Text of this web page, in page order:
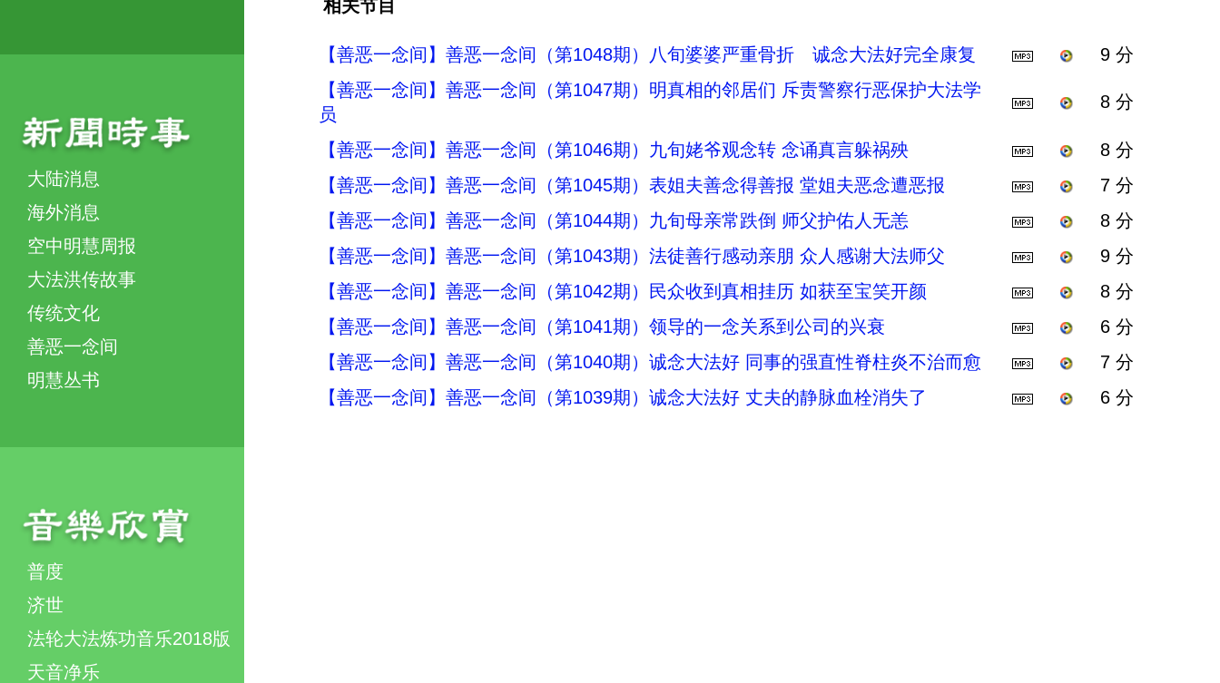
大陆消息
海外消息
空中明慧周报
大法洪传故事
传统文化
善恶一念间
明慧丛书
普度
济世
法轮大法炼功音乐2018版
天音净乐
相关节目
【善恶一念间】善恶一念间（第1048期）八旬婆婆严重骨折 诚念大法好完全康复
9 分
【善恶一念间】善恶一念间（第1047期）明真相的邻居们 斥责警察行恶保护大法学
员
8 分
【善恶一念间】善恶一念间（第1046期）九旬姥爷观念转 念诵真言躲祸殃
8 分
【善恶一念间】善恶一念间（第1045期）表姐夫善念得善报 堂姐夫恶念遭恶报
7 分
【善恶一念间】善恶一念间（第1044期）九旬母亲常跌倒 师父护佑人无恙
8 分
【善恶一念间】善恶一念间（第1043期）法徒善行感动亲朋 众人感谢大法师父
9 分
【善恶一念间】善恶一念间（第1042期）民众收到真相挂历 如获至宝笑开颜
8 分
【善恶一念间】善恶一念间（第1041期）领导的一念关系到公司的兴衰
6 分
【善恶一念间】善恶一念间（第1040期）诚念大法好 同事的强直性脊柱炎不治而愈
7 分
【善恶一念间】善恶一念间（第1039期）诚念大法好 丈夫的静脉血栓消失了
6 分